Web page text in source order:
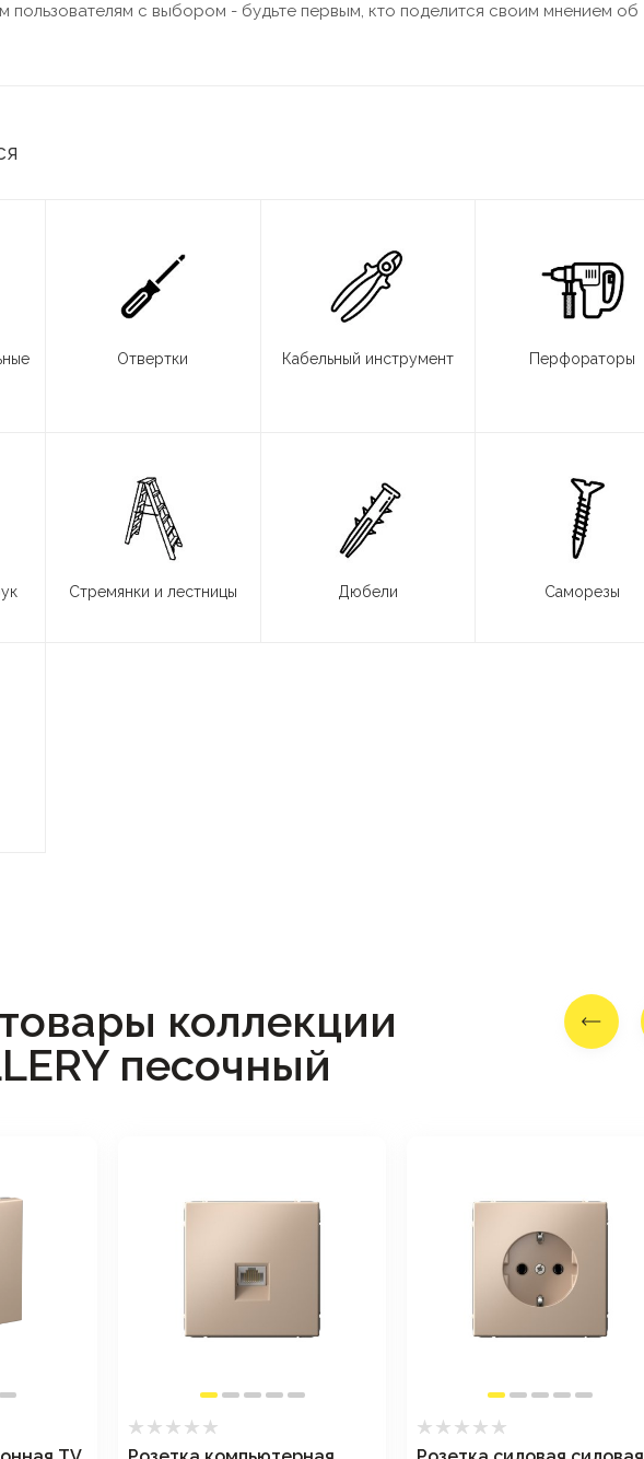
пользователям с выбором - будьте первым, кто поделится своим мнением об
Отвертки Кабельный инструмент Перфораторы
Стремянки и лестницы Дюбели Саморезы
коллекции
песочный